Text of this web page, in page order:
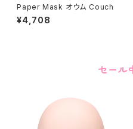
Paper Mask オウム Couch
¥4,708
セール